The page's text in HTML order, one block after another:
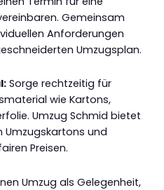
Gemeinsam
Anforderungen
Umzugsplan.
Sorge rechtzeitig für
wie Kartons,
Umzug Schmid bietet
Umzugskartons und
Preisen.
Umzug als Gelegenheit,